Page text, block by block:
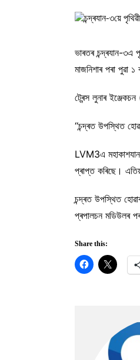
ভাৰতৰ চন্দ্ৰযান-৩এ
মাজনিশাৰ পৰা পুৱা
ট্ৰেন্স লুনাৰ
‘‘চন্দ্ৰত উপস্থিত
LVM3এ
প্ৰাপ্ত কৰিছে।
চন্দ্ৰত উপস্থিত
প্ৰপালচন মডিউলৰ
Share this: